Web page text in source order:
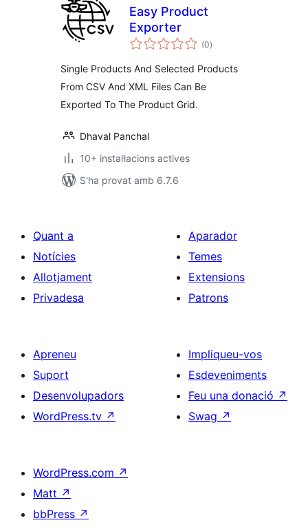
Easy Product
Exporter
(0puntuacions
totals
)
Single Products And Selected Products
From CSV And XML Files Can Be
Exported To The Product Grid.
Dhaval Panchal
10+ instal·lacions actives
S'ha provat amb 6.7.6
Quant a
Notícies
Allotjament
Privadesa
Aparador
Temes
Extensions
Patrons
Apreneu
Suport
Desenvolupadors
WordPress.tv ↗
Impliqueu-vos
Esdeveniments
Feu una donació ↗
Swag ↗
WordPress.com ↗
Matt ↗
bbPress ↗